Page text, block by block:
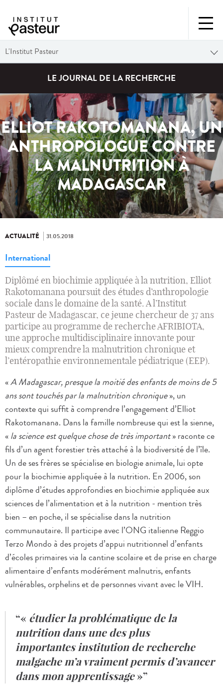
L'Institut Pasteur
LE JOURNAL DE LA RECHERCHE
ELLIOT RAKOTOMANANA, UN
ANTHROPOLOGUE CONTRE
LA MALNUTRITION À
MADAGASCAR
ACTUALITÉ 31.05.2018
International
Diplômé en biochimie appliquée à la nutrition, Elliot
Rakotomanana poursuit des études d’anthropologie
sociale dans le domaine de la santé. A l’Institut
Pasteur de Madagascar, ce jeune chercheur de 37 ans
participe au programme de recherche AFRIBIOTA,
une approche multidisciplinaire innovante pour
mieux comprendre la malnutrition chronique et
l’entéropathie environnementale pédiatrique (EEP).
«A Madagascar, presque la moitié des enfants de moins de 5
ans sont touchés par la malnutrition chronique», un
contexte qui suffit à comprendre l’engagement d’Elliot
Rakotomanana. Dans la famille nombreuse qui est la sienne,
«la science est quelque chose de très important» raconte ce
fils d’un agent forestier très attaché à la biodiversité de l’île.
Un de ses frères se spécialise en biologie animale, lui opte
pour la biochimie appliquée à la nutrition. En 2006, son
diplôme d’études approfondies en biochimie appliquée aux
sciences de l’alimentation et à la nutrition - mention très
bien – en poche, il se spécialise dans la nutrition
communautaire. Il participe avec l’ONG italienne Reggio
Terzo Mondo à des projets d’appui nutritionnel d’enfants
d’écoles primaires via la cantine scolaire et de prise en charge
alimentaire d’enfants modérément malnutris, enfants
vulnérables, orphelins et de personnes vivant avec le VIH.
« étudier la problématique de la
nutrition dans une des plus
importantes institution de recherche
malgache m’a vraiment permis d’avancer
dans mon apprentissage»